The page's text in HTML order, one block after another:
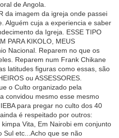
de Angola.
da imagem da igreja onde passei
Alguém cuja a experiencia e saber
da Igreja. ESSE TIPO
PARA KIKOLO, MEUS
Nacional. Reparem no que os
Reparem num Frank Chikane
latitudes figuras como essas, são
ou ASSESSORES.
o Culto organizado pela
convidou mesmo esse mesmo
para pregar no culto dos 40
é respeitado por outros:
Vita, Em Nairobi em conjunto
Sul etc...Acho que se não